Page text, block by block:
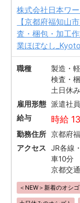
株式会社日本ワ
【京都府福知山
査・梱包・加工
業ほぼなし
職種
製造・
検査・
土日休
雇用形態 派遣社員
給与
時給
勤務住所 京都府
アクセス
JR各線
車10分
京都交
＜NEW＞新着のオシゴ